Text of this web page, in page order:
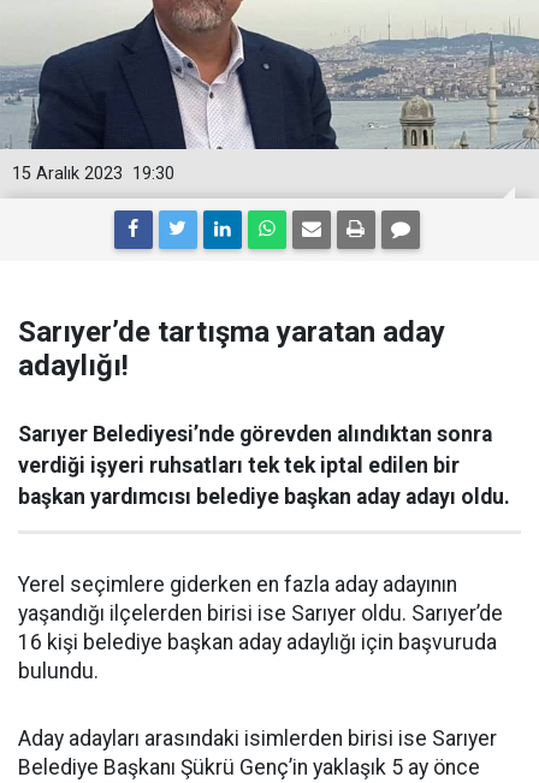
19:30
15 Aralık 2023
Sarıyer’de tartışma yaratan aday
adaylığı!
Sarıyer Belediyesi’nde görevden alındıktan sonra
verdiği işyeri ruhsatları tek tek iptal edilen bir
başkan yardımcısı belediye başkan aday adayı oldu.
Yerel seçimlere giderken en fazla aday adayının
yaşandığı ilçelerden birisi ise Sarıyer oldu. Sarıyer’de
16 kişi belediye başkan aday adaylığı için başvuruda
bulundu.
Aday adayları arasındaki isimlerden birisi ise Sarıyer
Belediye Başkanı Şükrü Genç’in yaklaşık 5 ay önce